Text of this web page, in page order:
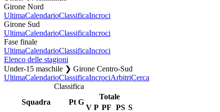
Girone Nord
UltimaCalendarioClassificaIncroci
Girone Sud
UltimaCalendarioClassificaIncroci
Fase finale
UltimaCalendarioClassificaIncroci
Elenco delle stagioni
Under-15 maschile ❯ Girone Centro-Sud
UltimaCalendarioClassificaIncrociArbitriCerca
Classifica
Squadra
Pt G
Totale
V P PF PS S